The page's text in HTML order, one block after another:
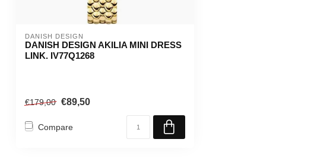
DANISH DESIGN
DANISH DESIGN AKILIA MINI DRESS
LINK. IV77Q1268
€179,00 €89,50
Compare